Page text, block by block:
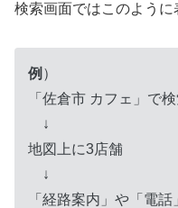
検索画面ではこのように
例 ）
「佐倉市 カフェ」で
↓
地図上に3店舗
↓
「経路案内」や「電